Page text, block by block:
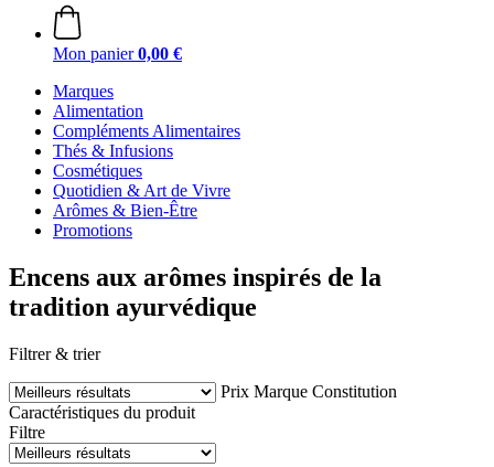
Mon panier 0,00 €
Marques
Alimentation
Compléments Alimentaires
Thés & Infusions
Cosmétiques
Quotidien & Art de Vivre
Arômes & Bien-Être
Promotions
Encens aux arômes inspirés de la
tradition ayurvédique
Filtrer & trier
Prix Marque Constitution
Caractéristiques du produit
Filtre